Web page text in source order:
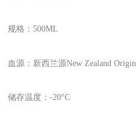
规格：500ML
血源：新西兰源New Zealand Origin
储存温度：-20°C